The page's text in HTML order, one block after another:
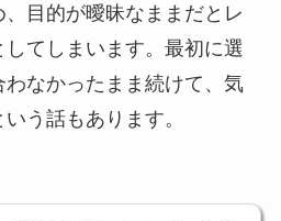
目的が曖昧なままだとレ
てしまいます。最初に選
なかったまま続けて、気
う話もあります。